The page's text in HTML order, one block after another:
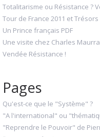
Totalitarisme ou Résistance ?
Tour de France 2011 et
Un Prince français PDF
Une visite chez Charles
Vendée Résistance !
Pages
Qu'est-ce que le "Système" ?
"A l'international" ou
"Reprendre le Pouvoir" de